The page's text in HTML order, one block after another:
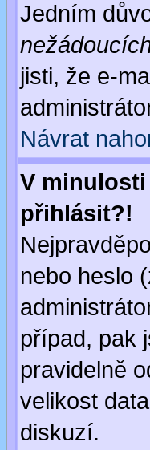
Jedním
jisti, že e-
Návrat
V
přihlásit?!
nebo heslo
případ, pak
pravidelně
velikost
diskuzí.